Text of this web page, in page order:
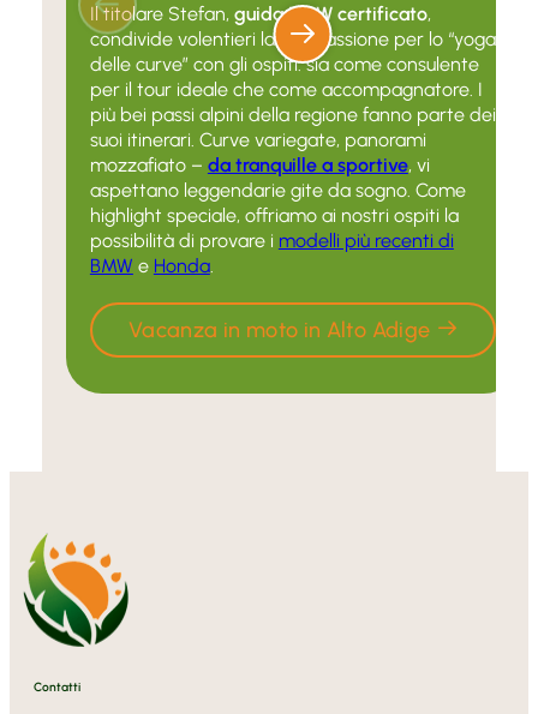
Il titolare Stefan, guida BMW certificato,
condivide volentieri la sua passione per lo “yoga
delle curve” con gli ospiti: sia come consulente
per il tour ideale che come accompagnatore. I
più bei passi alpini della regione fanno parte dei
suoi itinerari. Curve variegate, panorami
mozzafiato – da tranquille a sportive, vi
aspettano leggendarie gite da sogno. Come
highlight speciale, offriamo ai nostri ospiti la
possibilità di provare i modelli più recenti di
BMW e Honda.
Vacanza in moto in Alto Adige
Contatti